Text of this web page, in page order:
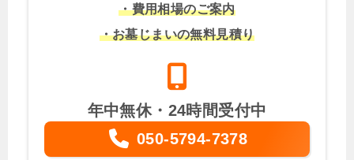
・費用相場のご案内
・お墓じまいの無料見積り
年中無休・24時間受付中
050-5794-7378